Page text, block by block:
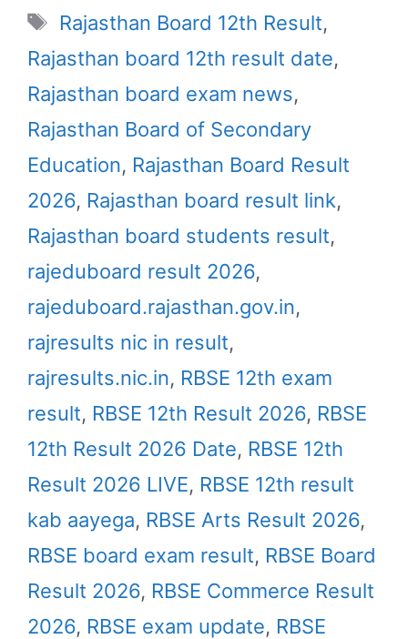
Tags
Rajasthan Board 12th Result,
Rajasthan board 12th result date,
Rajasthan board exam news,
Rajasthan Board of Secondary
Education, Rajasthan Board Result
2026, Rajasthan board result link,
Rajasthan board students result,
rajeduboard result 2026,
rajeduboard.rajasthan.gov.in,
rajresults nic in result,
rajresults.nic.in, RBSE 12th exam
result, RBSE 12th Result 2026, RBSE
12th Result 2026 Date, RBSE 12th
Result 2026 LIVE, RBSE 12th result
kab aayega, RBSE Arts Result 2026,
RBSE board exam result, RBSE Board
Result 2026, RBSE Commerce Result
2026, RBSE exam update, RBSE